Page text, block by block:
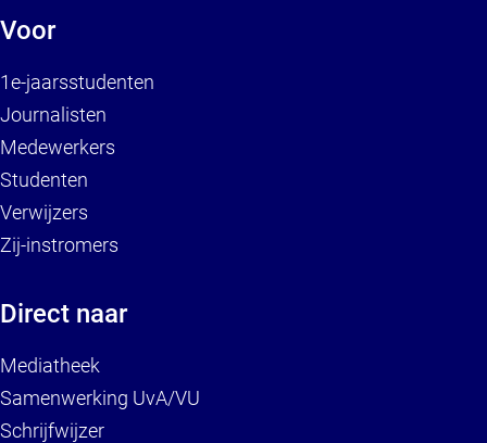
Voor
1e-jaarsstudenten
Journalisten
Medewerkers
Studenten
Verwijzers
Zij-instromers
Direct naar
Mediatheek
Samenwerking UvA/VU
Schrijfwijzer